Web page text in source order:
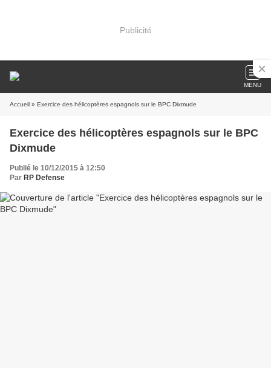
Publicité
MENU
Accueil » Exercice des hélicoptères espagnols sur le BPC Dixmude
Exercice des hélicoptères espagnols sur le BPC
Dixmude
Publié le 10/12/2015 à 12:50
Par RP Defense